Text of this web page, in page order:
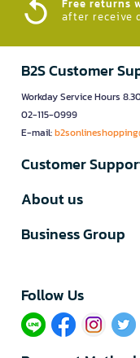
Free returns
after receive
B2S Customer
Workday Service Hours
02-115-0999
E-mail:
Customer
About us
Business Group
Follow Us​